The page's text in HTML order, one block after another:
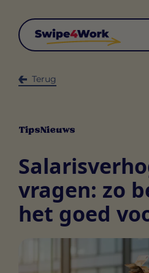
Terug
TipsNieuws
vragen: zo
het goed